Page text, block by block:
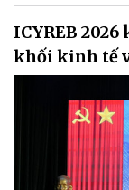
ICYREB
khối kinh tế